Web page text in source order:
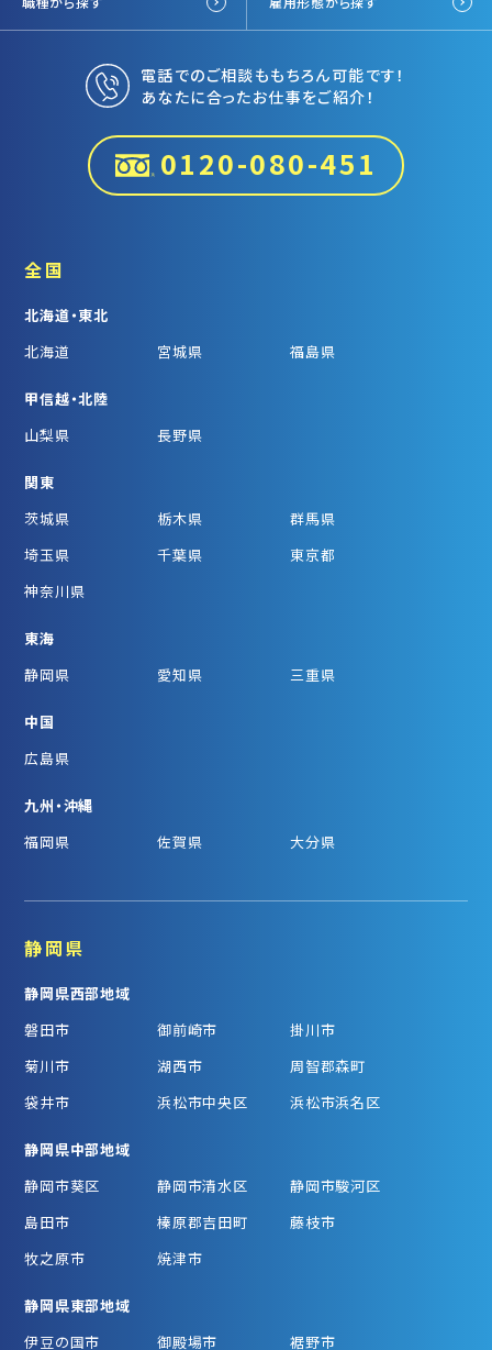
電話でのご相談ももちろん可能です！
あなたに合ったお仕事をご紹介！
0120-080-451
全国
北海道・東北
北海道
宮城県 福島県
甲信越・北陸
山梨県
長野県
関東
茨城県
栃木県
群馬県
埼玉県
千葉県
東京都
神奈川県
東海
静岡県
愛知県 三重県
中国
広島県
九州・沖縄
福岡県
佐賀県 大分県
静岡県
静岡県西部地域
磐田市
御前崎市
掛川市
菊川市
湖西市
周智郡森町
袋井市
浜松市中央区 浜松市浜名区
静岡県中部地域
静岡市葵区
静岡市清水区
静岡市駿河区
島田市
榛原郡吉田町
藤枝市
牧之原市
焼津市
静岡県東部地域
伊豆の国市
御殿場市 裾野市